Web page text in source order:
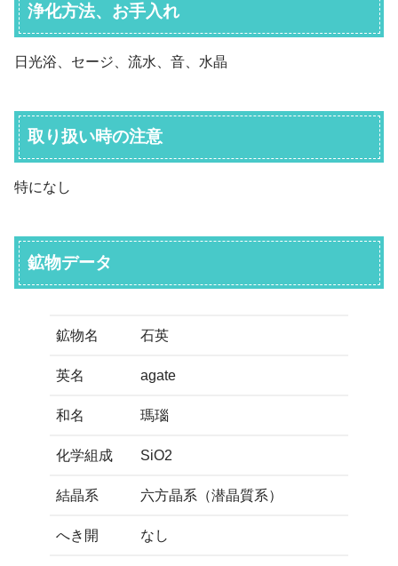
浄化方法、お手入れ
日光浴、セージ、流水、音、水晶
取り扱い時の注意
特になし
鉱物データ
鉱物名 石英
英名 agate
和名 瑪瑙
化学組成 SiO2
結晶系 六方晶系（潜晶質系）
へき開 なし